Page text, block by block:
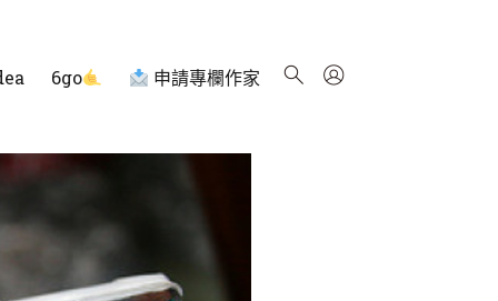
6go 申請專欄作家